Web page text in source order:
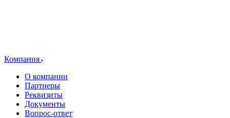
Компания
О компании
Партнеры
Реквизиты
Документы
Вопрос-ответ